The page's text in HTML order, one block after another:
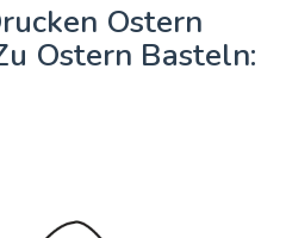
Ostern
Ostern Basteln: